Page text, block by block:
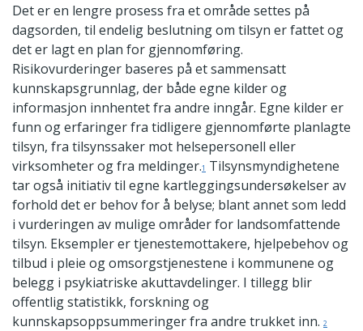
Det er en lengre prosess fra et område settes på
dagsorden, til endelig beslutning om tilsyn er fattet og
det er lagt en plan for gjennomføring.
Risikovurderinger baseres på et sammensatt
kunnskapsgrunnlag, der både egne kilder og
informasjon innhentet fra andre inngår. Egne kilder er
funn og erfaringer fra tidligere gjennomførte planlagte
tilsyn, fra tilsynssaker mot helsepersonell eller
virksomheter og fra meldinger.1 Tilsynsmyndighetene
tar også initiativ til egne kartleggingsundersøkelser av
forhold det er behov for å belyse; blant annet som ledd
i vurderingen av mulige områder for landsomfattende
tilsyn. Eksempler er tjenestemottakere, hjelpebehov og
tilbud i pleie og omsorgstjenestene i kommunene og
belegg i psykiatriske akuttavdelinger. I tillegg blir
offentlig statistikk, forskning og
kunnskapsoppsummeringer fra andre trukket inn. 2